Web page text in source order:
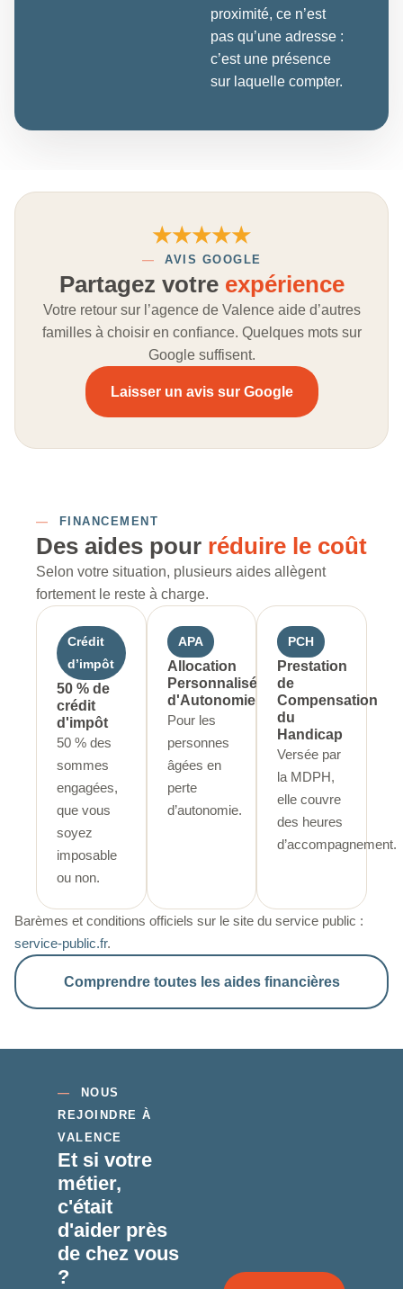
proximité, ce n’est
pas qu’une adresse :
c’est une présence
sur laquelle compter.
★★★★★
— AVIS GOOGLE
Partagez votre expérience
Votre retour sur l’agence de Valence aide d’autres
familles à choisir en confiance. Quelques mots sur
Google suffisent.
Laisser un avis sur Google
— FINANCEMENT
Des aides pour réduire le coût
Selon votre situation, plusieurs aides allègent
fortement le reste à charge.
Crédit
d’impôt
50 % de
crédit
d'impôt
50 % des
sommes
engagées,
que vous
soyez
imposable
ou non.
APA
Allocation
Personnalisée
d'Autonomie
Pour les
personnes
âgées en
perte
d’autonomie.
PCH
Prestation
de
Compensation
du
Handicap
Versée par
la MDPH,
elle couvre
des heures
d’accompagnement.
Barèmes et conditions officiels sur le site du service public :
service-public.fr.
Comprendre toutes les aides financières
— NOUS
REJOINDRE À
VALENCE
Et si votre
métier,
c'était
d'aider près
de chez vous
?